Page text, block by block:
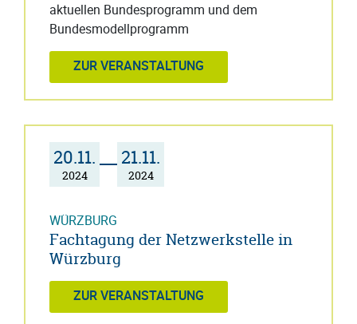
aktuellen Bundesprogramm und dem
Bundesmodellprogramm
ZUR VERANSTALTUNG
20.11.
2024
21.11.
2024
WÜRZBURG
Fachtagung der Netzwerkstelle in
Würzburg
ZUR VERANSTALTUNG